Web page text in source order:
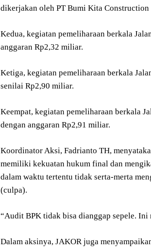
dikerjakan oleh PT Bumi Kita
Kedua, kegiatan pemeliharaan berkala
anggaran Rp2,32 miliar.
Ketiga, kegiatan pemeliharaan berkala
senilai Rp2,90 miliar.
Keempat, kegiatan pemeliharaan berkala
dengan anggaran Rp2,91 miliar.
Koordinator Aksi, Fadrianto TH,
memiliki kekuatan hukum final dan
dalam waktu tertentu tidak serta-merta
(culpa).
“Audit BPK tidak bisa dianggap sepele.
Dalam aksinya, JAKOR juga